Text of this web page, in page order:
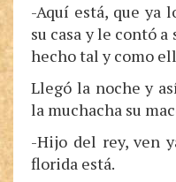
-Aquí está, que ya
su casa y le contó
hecho tal y como
Llegó la noche y
la muchacha su
-Hijo del rey, ven
florida está.